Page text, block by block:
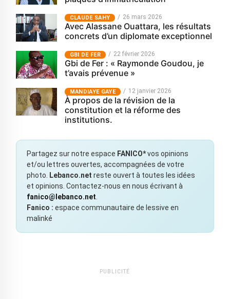
CLAUDE SAHY 26 mars 2026
Avec Alassane Ouattara, les résultats
concrets d’un diplomate exceptionnel
GBI DE FER 22 février 2026
Gbi de Fer : « Raymonde Goudou, je
t’avais prévenue »
MANDIAYE GAYE 12 janvier 2026
À propos de la révision de la
constitution et la réforme des
institutions.
Partagez sur notre espace FANICO*vos opinions
et/ou lettres ouvertes, accompagnées de votre
photo.
Lebanco.net reste ouvert à toutes les idées
et opinions. Contactez-nous en nous écrivant à
fanico@lebanco.net
Fanico : espace communautaire de lessive en
malinké
PUBLICITÉ